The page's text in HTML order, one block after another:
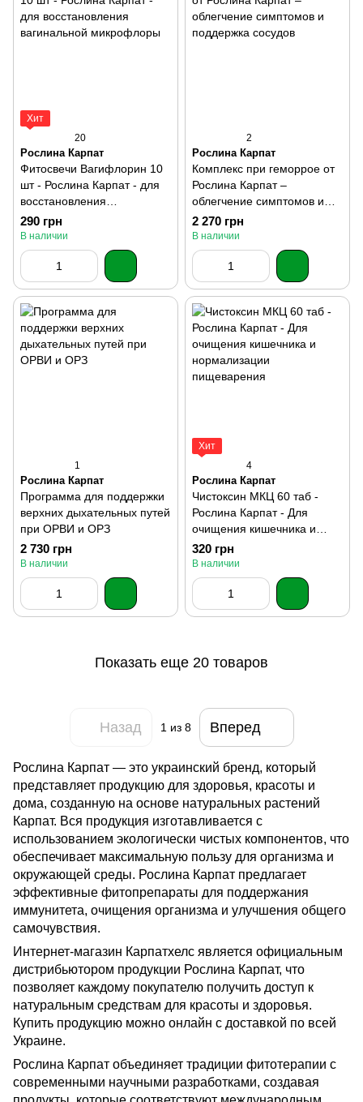
Хит
20
Рослина Карпат
Фитосвечи Вагифлорин 10
шт - Рослина Карпат - для
восстановления
вагинальной микрофлоры
290 грн
В наличии
2
Рослина Карпат
Комплекс при геморрое от
Рослина Карпат –
облегчение симптомов и
поддержка сосудов
2 270 грн
В наличии
1
Рослина Карпат
Программа для поддержки
верхних дыхательных путей
при ОРВИ и ОРЗ
2 730 грн
В наличии
Хит
4
Рослина Карпат
Чистоксин МКЦ 60 таб -
Рослина Карпат - Для
очищения кишечника и
нормализации
пищеварения
320 грн
В наличии
Показать еще 20 товаров
Назад 1из 8 Вперед
Рослина Карпат — это украинский бренд, который
представляет продукцию для здоровья, красоты и
дома, созданную на основе натуральных растений
Карпат. Вся продукция изготавливается с
использованием экологически чистых компонентов, что
обеспечивает максимальную пользу для организма и
окружающей среды. Рослина Карпат предлагает
эффективные фитопрепараты для поддержания
иммунитета, очищения организма и улучшения общего
самочувствия.
Интернет-магазин Карпатхелс является официальным
дистрибьютором продукции Рослина Карпат, что
позволяет каждому покупателю получить доступ к
натуральным средствам для красоты и здоровья.
Купить продукцию можно онлайн с доставкой по всей
Украине.
Рослина Карпат объединяет традиции фитотерапии с
современными научными разработками, создавая